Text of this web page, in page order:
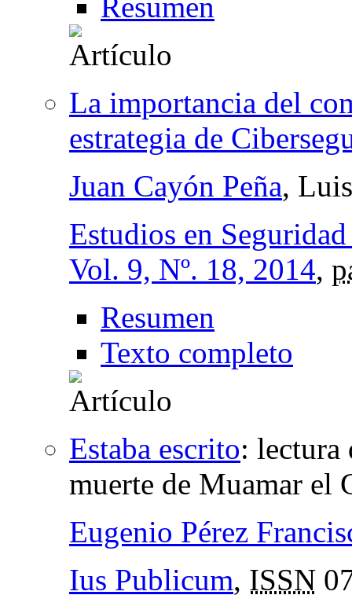
La importancia del
estrategia de
Juan Cayón Peña,
Estudios en
Vol. 9, Nº. 18, 2014,
Resumen
Texto completo
Estaba escrito: lectura
muerte de Muamar el
Eugenio Pérez
Ius Publicum, ISSN